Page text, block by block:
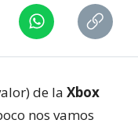
de la Xbox
nos vamos